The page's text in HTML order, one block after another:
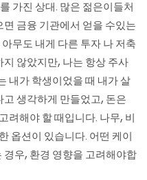
가진 상대. 많은 젊은이들처
금융 기관에서 얻을 수있는
무도 내게 다른 투자 나 저축
않았지만, 나는 항상 주사
내가 학생이었을 때 내가 살
생각하게 만들었고, 돈은
려해야 할 때입니다. 나무, 비
옵션이 있습니다. 어떤 케이
경우, 환경 영향을 고려해야합